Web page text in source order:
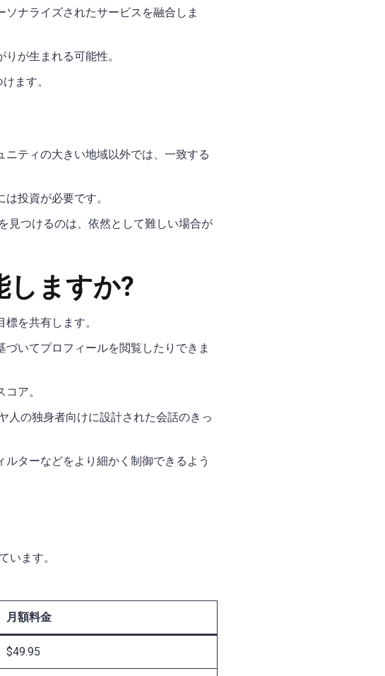
ナライズされたサービスを融合しま
が生まれる可能性。
ます。
ティの大きい地域以外では、一致する
投資が必要です。
見つけるのは、依然として難しい場合が
しますか?
を共有します。
いてプロフィールを閲覧したりできま
ア。
人の独身者向けに設計された会話のきっ
ターなどをより細かく制御できるよう
います。
月額料金
$49.95